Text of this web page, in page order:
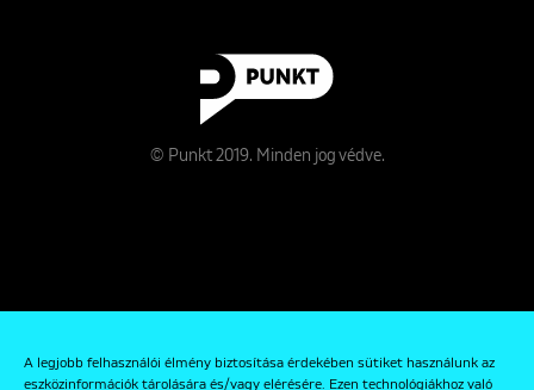
A legjobb felhasználói élmény biztosítása érdekében sütiket használunk az
eszközinformációk tárolására és/vagy elérésére. Ezen technológiákhoz való
© Punkt 2019. Minden jog védve.
Kapcsolat